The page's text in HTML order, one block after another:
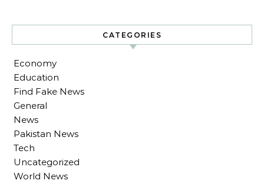
CATEGORIES
Economy
Education
Find Fake News
General
News
Pakistan News
Tech
Uncategorized
World News